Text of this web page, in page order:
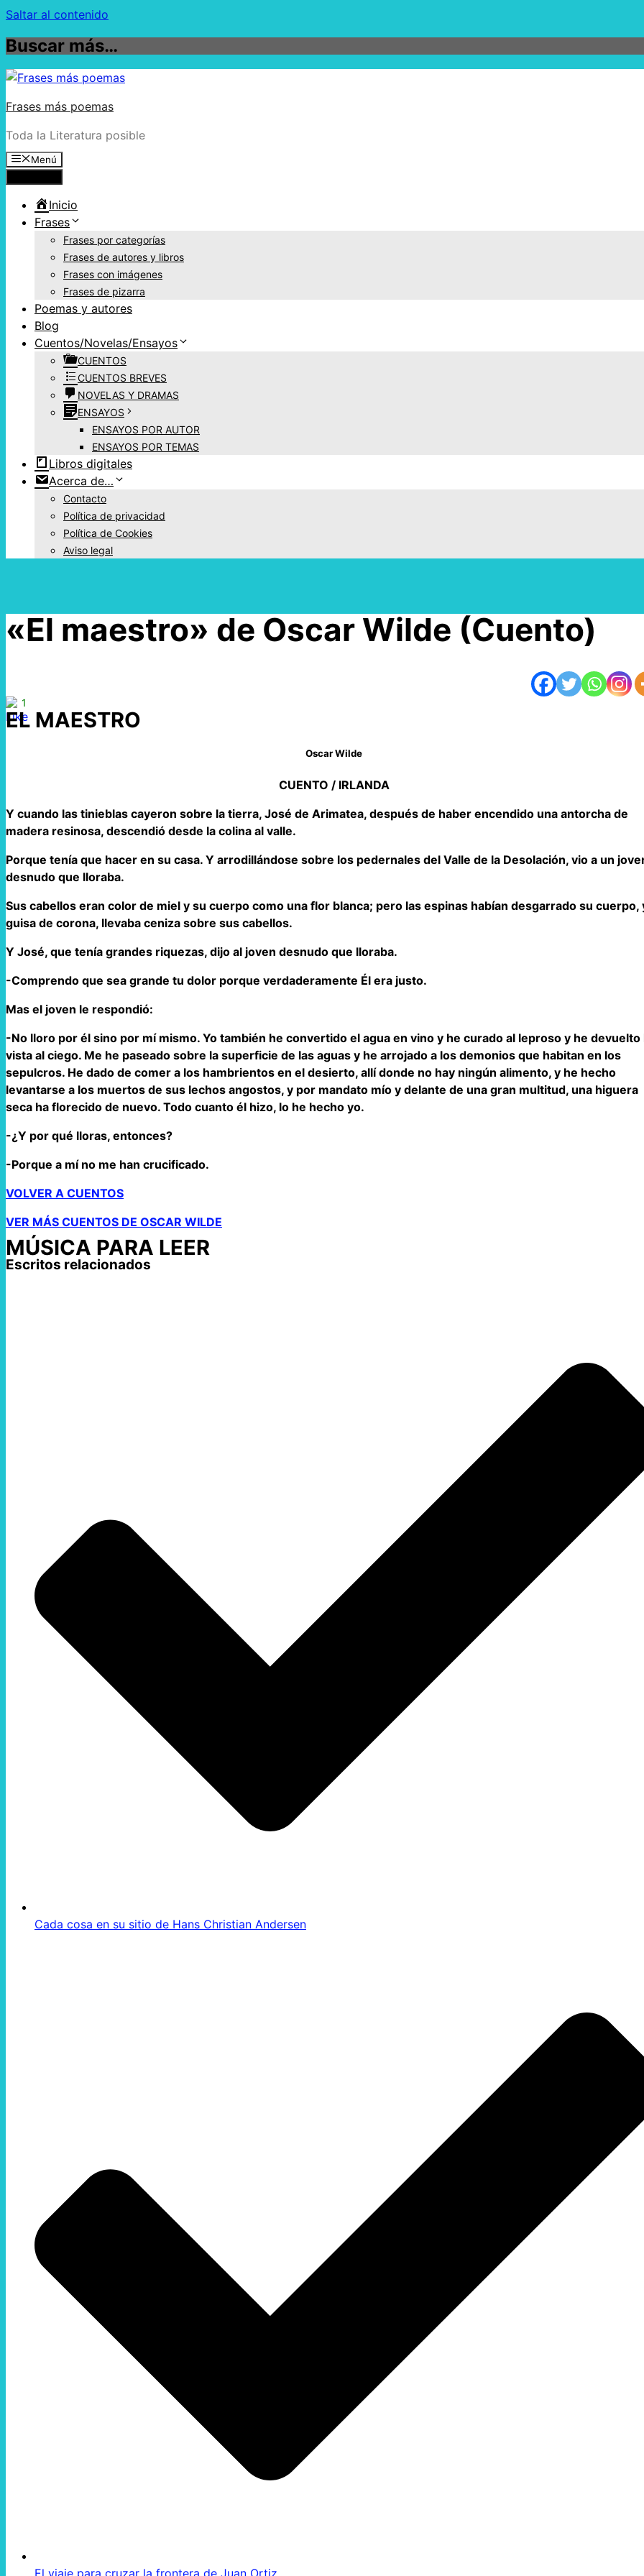
Saltar al contenido
Buscar más…
Frases más poemas
Toda la Literatura posible
Menú
Inicio
Frases
Frases por categorías
Frases de autores y libros
Frases con imágenes
Frases de pizarra
Poemas y autores
Blog
Cuentos/Novelas/Ensayos
CUENTOS
CUENTOS BREVES
NOVELAS Y DRAMAS
ENSAYOS
ENSAYOS POR AUTOR
ENSAYOS POR TEMAS
Libros digitales
Acerca de…
Contacto
Política de privacidad
Política de Cookies
Aviso legal
«El maestro» de Oscar Wilde (Cuento)
1
EL MAESTRO
Oscar Wilde
CUENTO / IRLANDA
Y cuando las tinieblas cayeron sobre la tierra, José de Arimatea, después de haber encendido una antorcha de
madera resinosa, descendió desde la colina al valle.
Porque tenía que hacer en su casa. Y arrodillándose sobre los pedernales del Valle de la Desolación, vio a un
desnudo que lloraba.
Sus cabellos eran color de miel y su cuerpo como una flor blanca; pero las espinas habían desgarrado su cuerpo,
guisa de corona, llevaba ceniza sobre sus cabellos.
Y José, que tenía grandes riquezas, dijo al joven desnudo que lloraba.
-Comprendo que sea grande tu dolor porque verdaderamente Él era justo.
Mas el joven le respondió:
-No lloro por él sino por mí mismo. Yo también he convertido el agua en vino y he curado al leproso y he devuelto
vista al ciego. Me he paseado sobre la superficie de las aguas y he arrojado a los demonios que habitan en los
sepulcros. He dado de comer a los hambrientos en el desierto, allí donde no hay ningún alimento, y he hecho
levantarse a los muertos de sus lechos angostos, y por mandato mío y delante de una gran multitud, una higuera
seca ha florecido de nuevo. Todo cuanto él hizo, lo he hecho yo.
-¿Y por qué lloras, entonces?
-Porque a mí no me han crucificado.
VOLVER A CUENTOS
VER MÁS CUENTOS DE OSCAR WILDE
MÚSICA PARA LEER
Escritos relacionados
Cada cosa en su sitio de Hans Christian Andersen